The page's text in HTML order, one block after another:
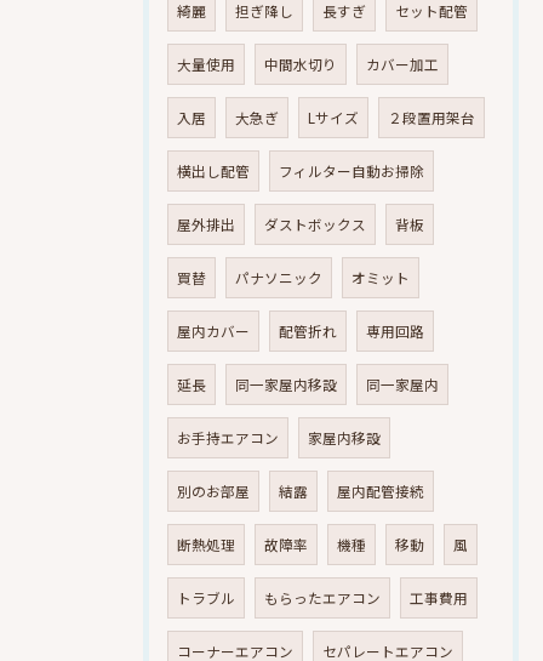
綺麗 担ぎ降し 長すぎ セット配管
大量使用 中間水切り カバー加工
入居 大急ぎ Lサイズ ２段置用架台
横出し配管 フィルター自動お掃除
屋外排出 ダストボックス 背板
買替 パナソニック オミット
屋内カバー 配管折れ 専用回路
延長 同一家屋内移設 同一家屋内
お手持エアコン 家屋内移設
別のお部屋 結露 屋内配管接続
断熱処理 故障率 機種 移動 風
トラブル もらったエアコン 工事費用
コーナーエアコン セパレートエアコン